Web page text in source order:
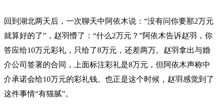
回到湖北两天后，一次聊天中阿依木说：“没有问你要那2万元
就算好的了”，赵羽懵了：“什么2万元？”阿依木告诉赵羽，你
答应给10万元彩礼，只给了8万元，还差两万。赵羽拿出与婚
介公司签署的合同，上面标注彩礼是8万元，但阿依木声称中
介承诺会给10万元的彩礼钱。也正是这个时候，赵羽感觉到了
这件事情“有猫腻”。